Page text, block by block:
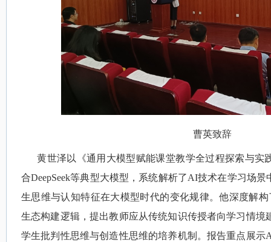
曹英致辞
黄世泽以《通用大模型赋能课堂教学全过程探索与实
合DeepSeek等典型大模型，系统解析了AI技术在学习场景
生思维与认知特征在大模型时代的变化规律。他深度解构
生态构建逻辑，提出教师应从传统知识传授者向学习情境
学生批判性思维与创造性思维的培养机制。报告重点展示